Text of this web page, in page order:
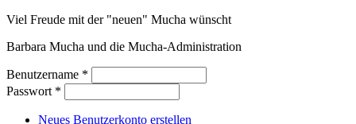
Viel Freude mit der "neuen" Mucha wünscht
Barbara Mucha und die Mucha-Administration
Benutzername *
Passwort *
Neues Benutzerkonto erstellen